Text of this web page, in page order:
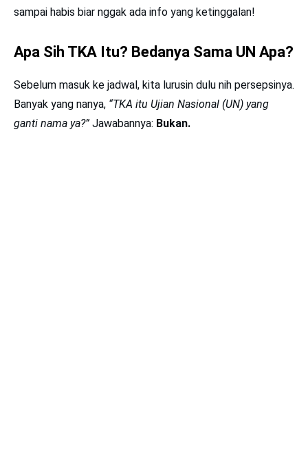
sampai habis biar nggak ada info yang ketinggalan!
Apa Sih TKA Itu? Bedanya Sama UN Apa?
Sebelum masuk ke jadwal, kita lurusin dulu nih persepsinya.
Banyak yang nanya, “TKA itu Ujian Nasional (UN) yang
ganti nama ya?”Jawabannya: Bukan.